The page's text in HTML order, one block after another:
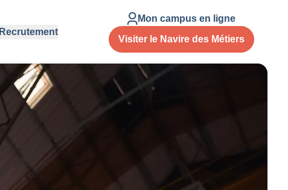
Recrutement
Mon campus en ligne
Visiter le Navire des Métiers